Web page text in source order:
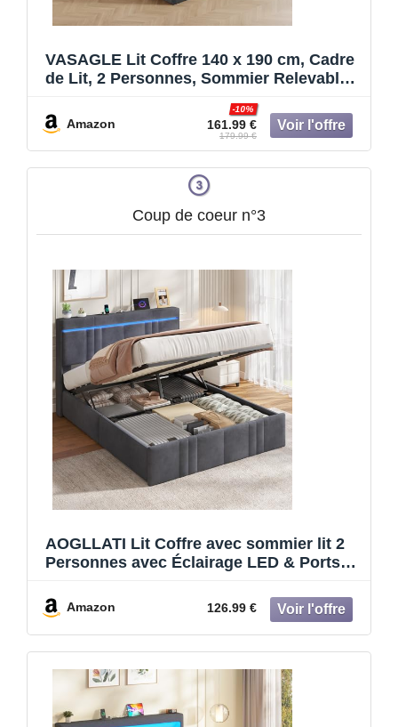
VASAGLE Lit Coffre 140 x 190 cm, Cadre
de Lit, 2 Personnes, Sommier Relevable,
Moderne et Minimaliste, Montage Facile,
Gris Foncé RMB613G02
Amazon 161.99 €
-10%
179.99 €
Coup de coeur n°3
AOGLLATI Lit Coffre avec sommier lit 2
Personnes avec Éclairage LED & Ports
Multiprise Lit Double avec Rangement
Hydraulique, Velours (Gris Foncé,
140x190cm)
Amazon 126.99 €